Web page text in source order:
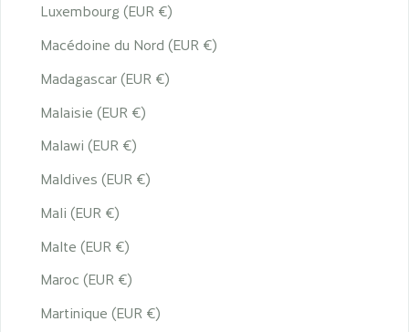
Luxembourg (EUR €)
Macédoine du Nord (EUR €)
Madagascar (EUR €)
Malaisie (EUR €)
Malawi (EUR €)
Maldives (EUR €)
Mali (EUR €)
Malte (EUR €)
Maroc (EUR €)
Martinique (EUR €)